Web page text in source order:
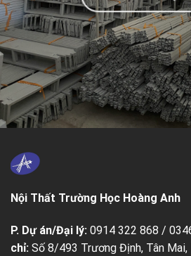
Nội Thất Trường Học Hoàng Anh
P. Dự án/Đại lý: 0914 322 868 /
chỉ: Số 8/493 Trương Định, Tân